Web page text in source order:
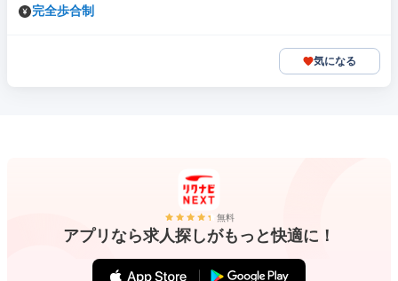
完全歩合制
気になる
無料
アプリなら求人探しがもっと快適に！